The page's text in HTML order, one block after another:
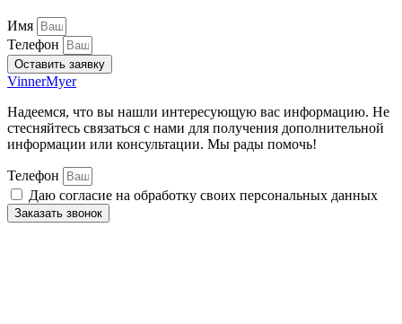
Имя
Телефон
Оставить заявку
VinnerMyer
Надеемся, что вы нашли интересующую вас информацию. Не
стесняйтесь связаться с нами для получения дополнительной
информации или консультации. Мы рады помочь!
Телефон
Даю согласие на обработку своих персональных данных
Заказать звонок